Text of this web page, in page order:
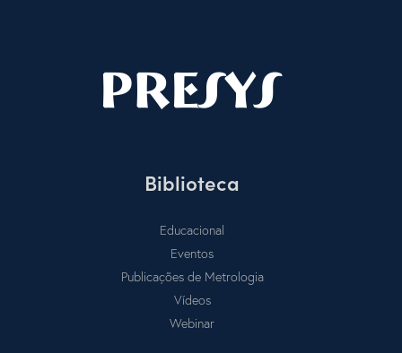
Biblioteca
Educacional
Eventos
Publicações de Metrologia
Vídeos
Webinar